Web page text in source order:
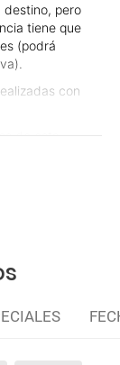
aeropuerto
destino, pero
tiene que
(podrá
con